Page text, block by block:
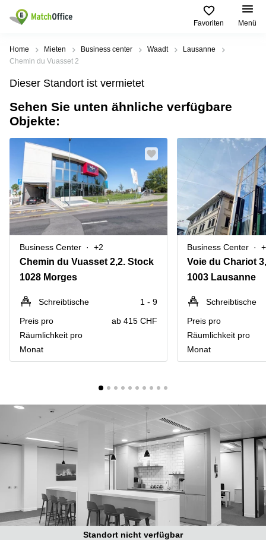
Favoriten Menü
Mieten / Vermieten
Produktseiten
Büro
Business
Coworking
Virtuelle
Büros
Besprechungsräume
Beliebte
Städte
Coworking
Zürich
Coworking
Zug
Coworking
Basel
Coworking
Luzern
Coworking
Lugano
Coworking
Lausanne
Coworking
Genf
Coworking
Bern
Coworking
mieten
Büro
mieten
Zug
Büro
mieten
Beliebte
Suchanfragen
Leutschenbachstrasse
95 Zürich
Bahnhofplatz
1 Zürich
Bahnhofstrasse
10 Zürich
Bahnhofstrasse
100 Zürich
Europaallee
41 Zürich
Thurgauerstrasse
40 Zürich
Gotthardstrasse
26 Zug
Bahnhofstrasse
28 Zug
Gubelstrasse
Guisan-
Baarerstrasse
141 Zug
Grafenauweg
Teichgässlein
9 Basel
Hilfe
Über uns
Büro vermieten
Preis
Anmelden
Sprache wählen
French
Home Mieten Business center Waadt
Lausanne
Chemin du Vuasset 2
Dieser Standort ist vermietet
Sehen Sie unten ähnliche verfügbare
Objekte:
Business Center +2
Chemin du Vuasset 2,2. Stock
1028 Morges
Schreibtische
1 - 9
Preis pro
Räumlichkeit pro
Monat
ab 415 CHF
Business Center
Voie du Chariot
1003 Lausanne
Schreibtische
Preis pro
Räumlichkeit pro
Monat
Standort nicht verfügbar